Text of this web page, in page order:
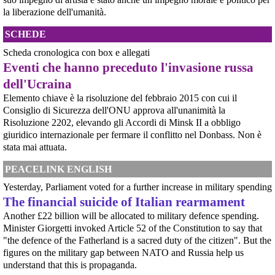
@byteseu - 8/8/2026 10:06
Romania Warns of a Shift in Russia’s Tactics Following New Drone
Attacks byteseu.com/2259066/ # Romania
@byteseu - 8/8/2026 7:36
Uniti, il cui coinvolgimento nel genocidio del Sudan è oggetto di indagine da
parte dell'ONU (vedere appendice).Ciò che emer
fermarlo
Ecco le scadenze e i punti deboli del programma militare GCAPA pochi
giorni da una scadenza cruciale per il programma GCAP (Global Combat Air
Programme), il costosissimo caccia di sesta generazione promosso da
Italia, Regno Unito e Giappone, si apre una finestra di opportunità per il
movimento
[News] Armi nucleari ad Aviano, cosa ha deciso oggi il GIP
Il Giudice per le Indagini Preliminari del Tribunale di Pordenone ha deciso di
riservarsi sulla richiesta di opposizione all’archiviazione presentata da un
gruppo di cittadini e associazioni riguardo alla presenza di armi nucleari
statunitensi nella base USAF di Aviano. L’attesa decisi
[News] Parte in Finlandia la manifestazione contro il riarmo europeo
in Finlandia, oggi 14 giugno 2026, cittadini e organizzazioni pacifiste stanno
scendendo in piazza contro il riarmo, in collegamento con le proteste in
tutta Europa (Madrid, Bruxelles e altre città)
[News] Oggi in Spagna mobilitazione contro il riarmo, in questi minuti sta
per partire a Bruxelles la marcia pacifista europea di No Rearm Europe
Oggi in Spagna mobilitazione contro il riarmo e il militarismoSi è svolta
oggi, 14 giugno 2026, a Madrid la manifestazione indetta dall'Assemblea
Internazionalista di Madrid con il titolo "Contro il riarmo e la guerra
imperialista". I partecipanti si sono radunati in Plaza de Atoc
[news] La strage di Bologna, i suoi mandati e la cerniera con la NATO
A quarantasei anni dalla strage che il 2 agosto 1980 insanguinò la stazione
la liberazione dell'umanità.
SCHEDE
Scheda cronologica con box e allegati
Eventi che hanno preceduto l'invasione russa
dell'Ucraina
Elemento chiave è la risoluzione del febbraio 2015 con cui il
Consiglio di Sicurezza dell'ONU approva all'unanimità la
Risoluzione 2202, elevando gli Accordi di Minsk II a obbligo
giuridico internazionale per fermare il conflitto nel Donbass. Non è
stata mai attuata.
PEACELINK ENGLISH
Yesterday, Parliament voted for a further increase in military spending
The financial suicide of Italian rearmament
Another £22 billion will be allocated to military defence spending.
Minister Giorgetti invoked Article 52 of the Constitution to say that
"the defence of the Fatherland is a sacred duty of the citizen". But the
figures on the military gap between NATO and Russia help us
understand that this is propaganda.